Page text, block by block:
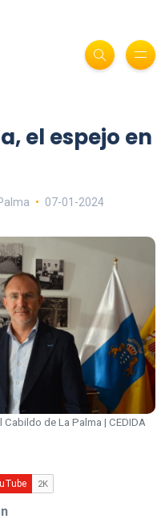
el espejo en
07-01-2024
de La Palma | CEDIDA